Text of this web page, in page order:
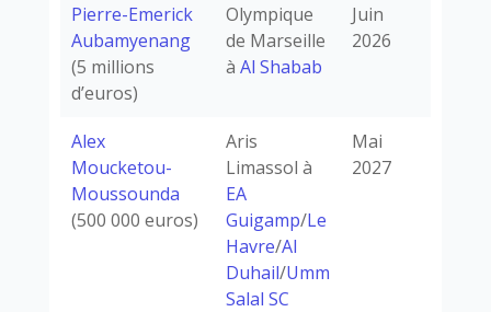
Pierre-Emerick
Aubamyenang
(5 millions
d’euros)
Olympique
de Marseille
à Al Shabab
Juin
2026
Alex
Moucketou-
Moussounda
(500 000 euros)
Aris
Limassol à
EA
Guigamp/Le
Havre/Al
Duhail/Umm
Salal SC
Mai
2027